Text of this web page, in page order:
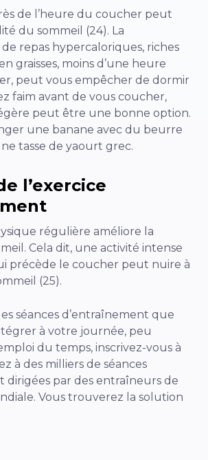
de l’heure du coucher peut
du sommeil (24). La
repas hypercaloriques, riches
graisses, moins d’une heure
peut vous empêcher de dormir
faim avant de vous coucher,
peut être une bonne option.
une banane avec du beurre
tasse de yaourt grec.
l’exercice
régulière améliore la
Cela dit, une activité intense
précède le coucher peut nuire à
(25).
séances d’entraînement que
à votre journée, peu
du temps, inscrivez-vous à
à des milliers de séances
dirigées par des entraîneurs de
Vous trouverez la solution